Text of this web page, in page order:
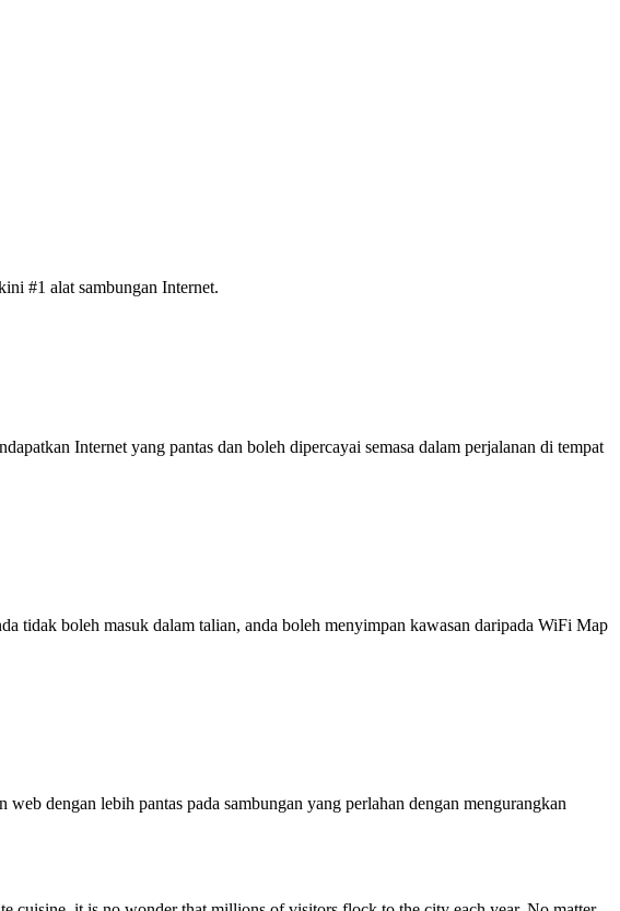
#1 alat sambungan Internet.
Internet yang pantas dan boleh dipercayai semasa dalam perjalanan di tempat
tidak boleh masuk dalam talian, anda boleh menyimpan kawasan daripada WiFi Map
dengan lebih pantas pada sambungan yang perlahan dengan mengurangkan